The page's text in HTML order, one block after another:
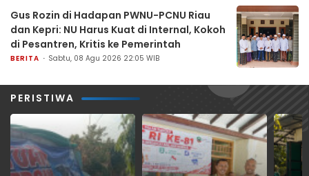
Gus Rozin di Hadapan PWNU-PCNU Riau
dan Kepri: NU Harus Kuat di Internal, Kokoh
di Pesantren, Kritis ke Pemerintah
BERITA Sabtu, 08 Agu 2026 22:05 WIB
PERISTIWA